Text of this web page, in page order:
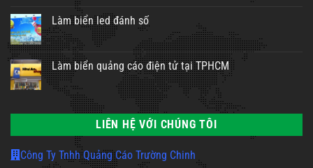
Làm biển led đánh số
Làm biển quảng cáo điện tử tại TPHCM
LIÊN HỆ VỚI CHÚNG TÔI
Công Ty Tnhh Quảng Cáo Trường Chinh